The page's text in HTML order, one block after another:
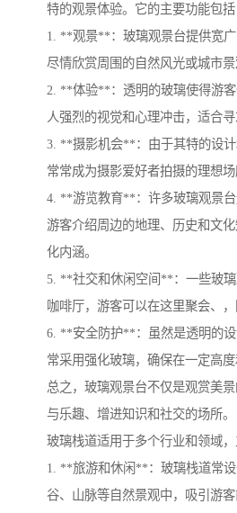
特的观景体验。它的主要功能包括
1. **观景**：玻璃观景台提供宽
尽情欣赏周围的自然风光或城市景
2. **体验**：透明的玻璃使得游
人强烈的视觉和心理冲击，适合寻
3. **摄影机会**：由于其特的设
常常成为摄影爱好者拍摄的理想场
4. **游览教育**：许多玻璃观景
游客介绍周边的地理、历史和文
化内涵。
5. **社交和休闲空间**：一些玻
咖啡厅，游客可以在这里聚会、，
6. **安全防护**：虽然是透明的
常采用强化玻璃，确保在一定高度
总之，玻璃观景台不仅是观赏美
与乐趣、增进知识和社交的场所。
玻璃栈道适用于多个行业和领域，
1. **旅游和休闲**：玻璃栈道常
谷、山脉等自然景观中，吸引游